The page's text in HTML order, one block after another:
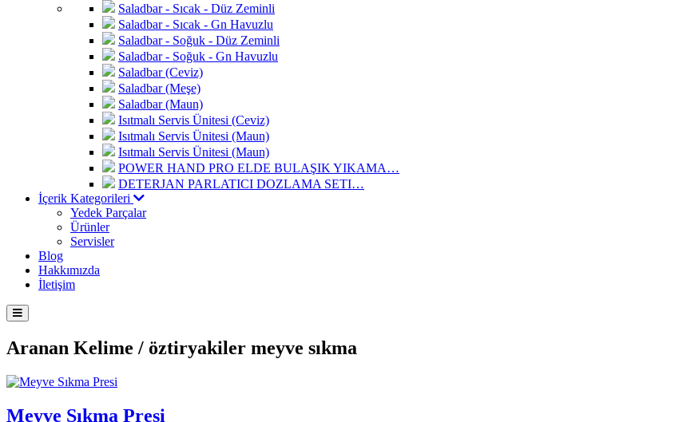
Saladbar - Sıcak - Düz Zeminli
Saladbar - Sıcak - Gn Havuzlu
Saladbar - Soğuk - Düz Zeminli
Saladbar - Soğuk - Gn Havuzlu
Saladbar (Ceviz)
Saladbar (Meşe)
Saladbar (Maun)
Isıtmalı Servis Ünitesi (Ceviz)
Isıtmalı Servis Ünitesi (Maun)
Isıtmalı Servis Ünitesi (Maun)
POWER HAND PRO ELDE BULAŞIK YIKAMA…
DETERJAN PARLATICI DOZLAMA SETI…
İçerik Kategorileri
Yedek Parçalar
Ürünler
Servisler
Blog
Hakkımızda
İletişim
Aranan Kelime / öztiryakiler meyve sıkma
Meyve Sıkma Presi